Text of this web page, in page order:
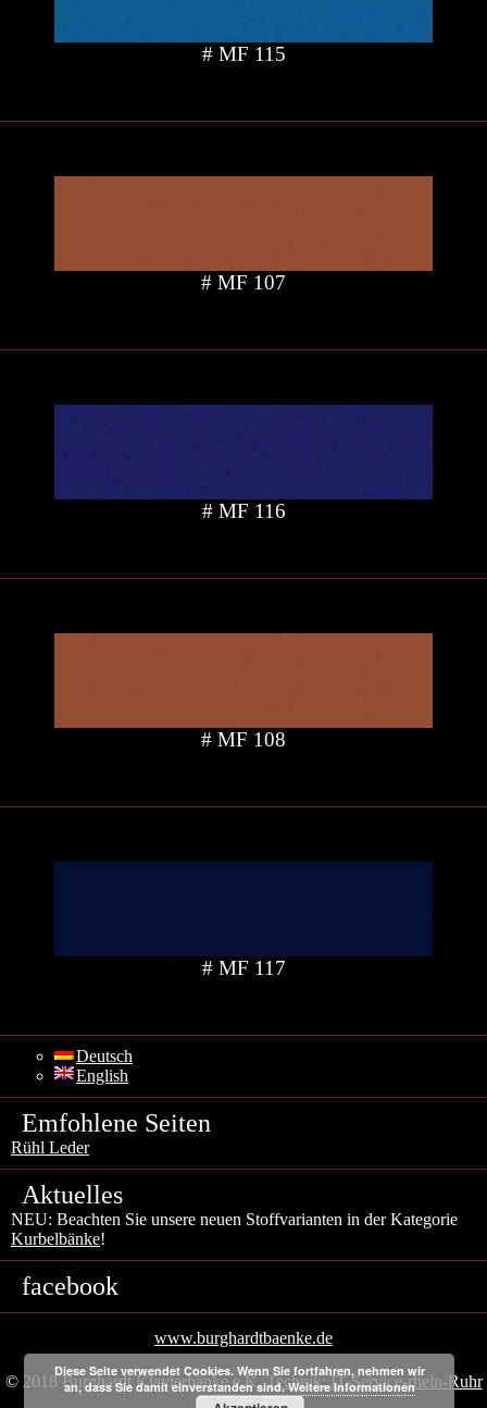
# MF 115
# MF 107
# MF 116
# MF 108
# MF 117
Deutsch
English
Emfohlene Seiten
Rühl Leder
Aktuelles
NEU: Beachten Sie unsere neuen Stoffvarianten in der Kategorie
Kurbelbänke!
facebook
www.burghardtbaenke.de
© 2018 Burghardt Klavierbänke e.K.Technik: IT-Service-rhein-Ruhr
Diese Seite verwendet Cookies. Wenn Sie fortfahren, nehmen wir
an, dass Sie damit einverstanden sind.Weitere Informationen